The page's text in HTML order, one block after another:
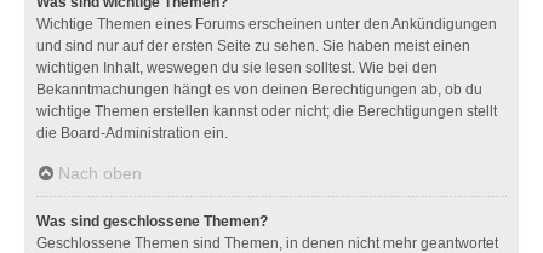
Wichtige Themen eines Forums erscheinen unter den Ankündigungen
und sind nur auf der ersten Seite zu sehen. Sie haben meist einen
wichtigen Inhalt, weswegen du sie lesen solltest. Wie bei den
Bekanntmachungen hängt es von deinen Berechtigungen ab, ob du
wichtige Themen erstellen kannst oder nicht; die Berechtigungen stellt
die Board-Administration ein.
Nach oben
Was sind geschlossene Themen?
Geschlossene Themen sind Themen, in denen nicht mehr geantwortet